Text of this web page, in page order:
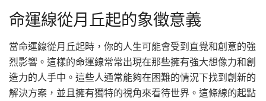
命運線從月丘起的象徵意義
當命運線從月丘起時，你的人生可能會受到直覺和創意的強
烈影響。這樣的命運線常常出現在那些擁有強大想像力和創
造力的人手中。這些人通常能夠在困難的情況下找到創新的
解決方案，並且擁有獨特的視角來看待世界。這條線的起點